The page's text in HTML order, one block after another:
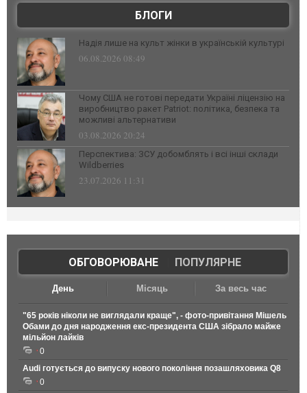
БЛОГИ
Надія лише на культ жінки в українській культурі
06.08.2026 08:49
Чому США не готові передати Україні ліцензію на
виробництво ракет Patriot: політика, безпека та
можливі альтернативи
03.08.2026 20:24
Перспектива: ЗСУ добомблять і всі інші склади
Wildberries
23.07.2026 11:31
ОБГОВОРЮВАНЕ| ПОПУЛЯРНЕ
День Місяць За весь час
"65 років ніколи не виглядали краще", - фото-привітання Мішель
Обами до дня народження екс-президента США зібрало майже
мільйон лайків
0
Audi готується до випуску нового покоління позашляховика Q8
0